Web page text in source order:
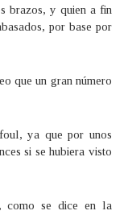
brazos, y quien a fin
por base por
que un gran número
ya que por unos
si se hubiera visto
como se dice en la